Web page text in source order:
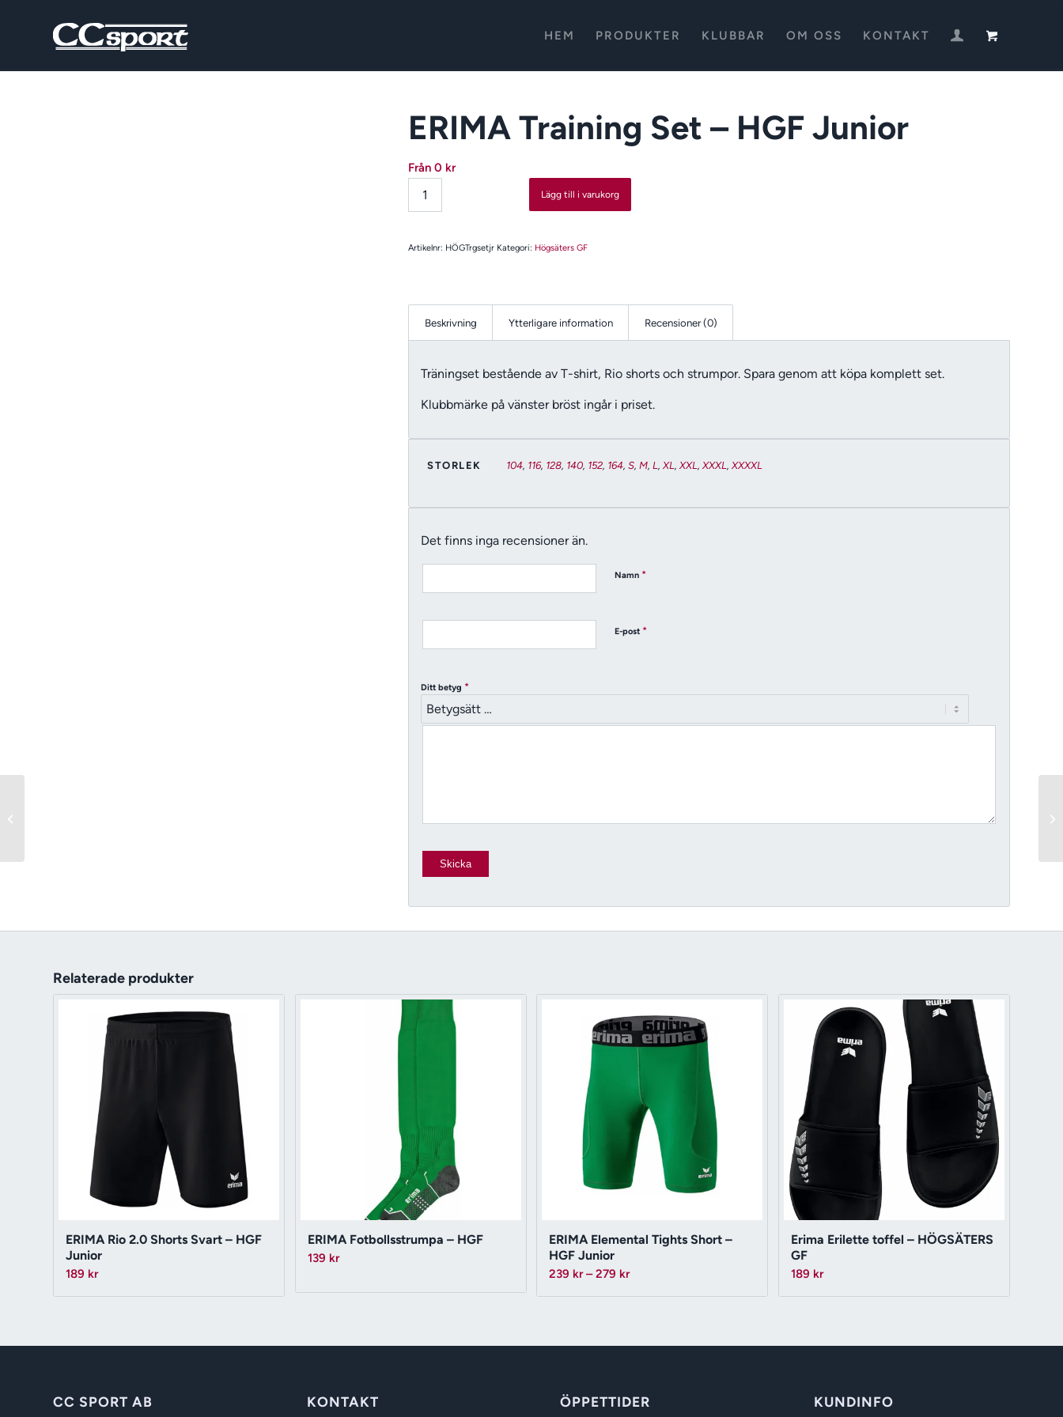
HEM PRODUKTER KLUBBAR OM OSS KONTAKT
ERIMA Training Set – HGF Junior
Från0 kr
Lägg till i varukorg
Artikelnr: HÖGTrgsetjr Kategori: Högsäters GF
Beskrivning Ytterligare information Recensioner (0)
Träningset bestående av T-shirt, Rio shorts och strumpor. Spara genom att köpa komplett set.
Klubbmärke på vänster bröst ingår i priset.
STORLEK 104, 116, 128, 140, 152, 164,S, M, L ,XL ,XXL ,XXXL ,XXXXL
Det finns inga recensioner än.
Namn *
E-post *
Ditt betyg *
Relaterade produkter
ERIMA Rio 2.0 Shorts Svart – HGF
Junior
189 kr
ERIMA Fotbollsstrumpa – HGF
139 kr
ERIMA Elemental Tights Short –
HGF Junior
239 kr – 279 krPrisintervall:
Erima Erilette toffel – HÖGSÄTERS
GF
189 kr
CC SPORT AB KONTAKT ÖPPETTIDER KUNDINFO